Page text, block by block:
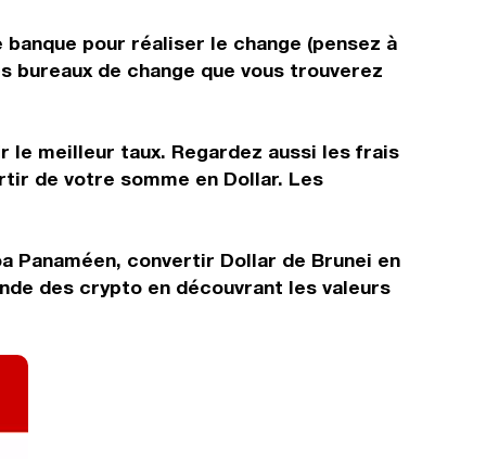
pour réaliser le change (pensez à
bureaux de change que vous trouverez
le meilleur taux. Regardez aussi les frais
de votre somme en Dollar. Les
Panaméen, convertir Dollar de Brunei en
des crypto en découvrant les valeurs